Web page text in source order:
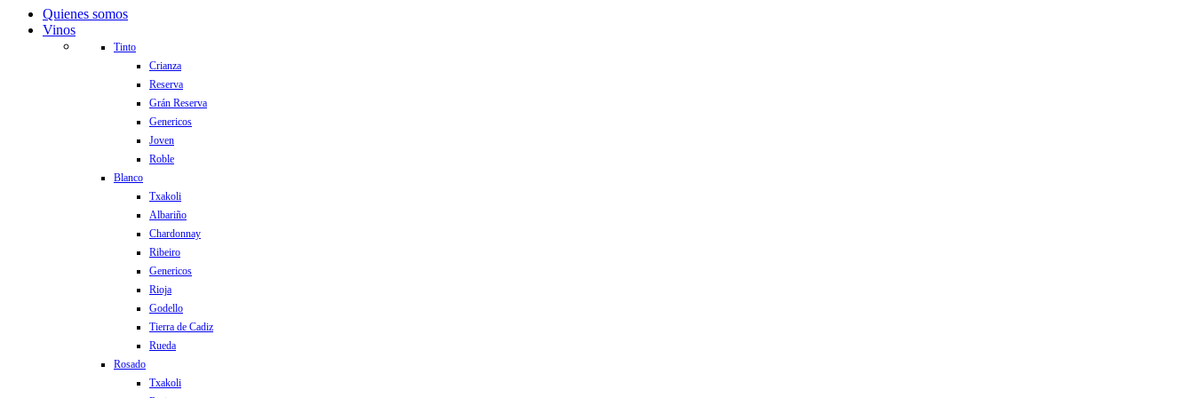
Quienes somos
Vinos
Tinto
Crianza
Reserva
Grán Reserva
Genericos
Joven
Roble
Blanco
Txakoli
Albariño
Chardonnay
Ribeiro
Genericos
Rioja
Godello
Tierra de Cadiz
Rueda
Rosado
Txakoli